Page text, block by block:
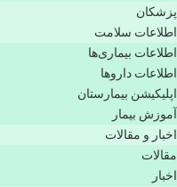
پزشكان
اطلاعات سلامت
اطلاعات بیماری‌ها
اطلاعات دارو‌ها
اپليكيشن بيمارستان
آموزش بیمار
اخبار و مقالات
مقالات
اخبار